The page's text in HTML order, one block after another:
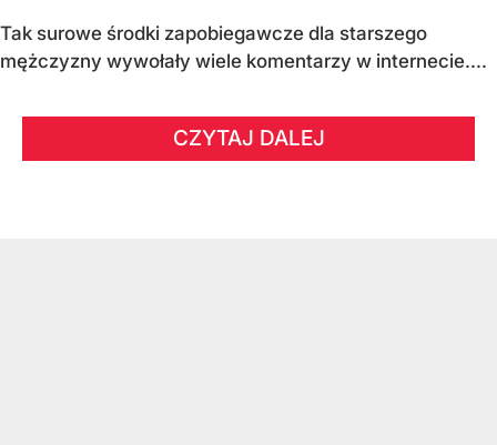
Tak surowe środki zapobiegawcze dla starszego
mężczyzny wywołały wiele komentarzy w internecie....
CZYTAJ DALEJ